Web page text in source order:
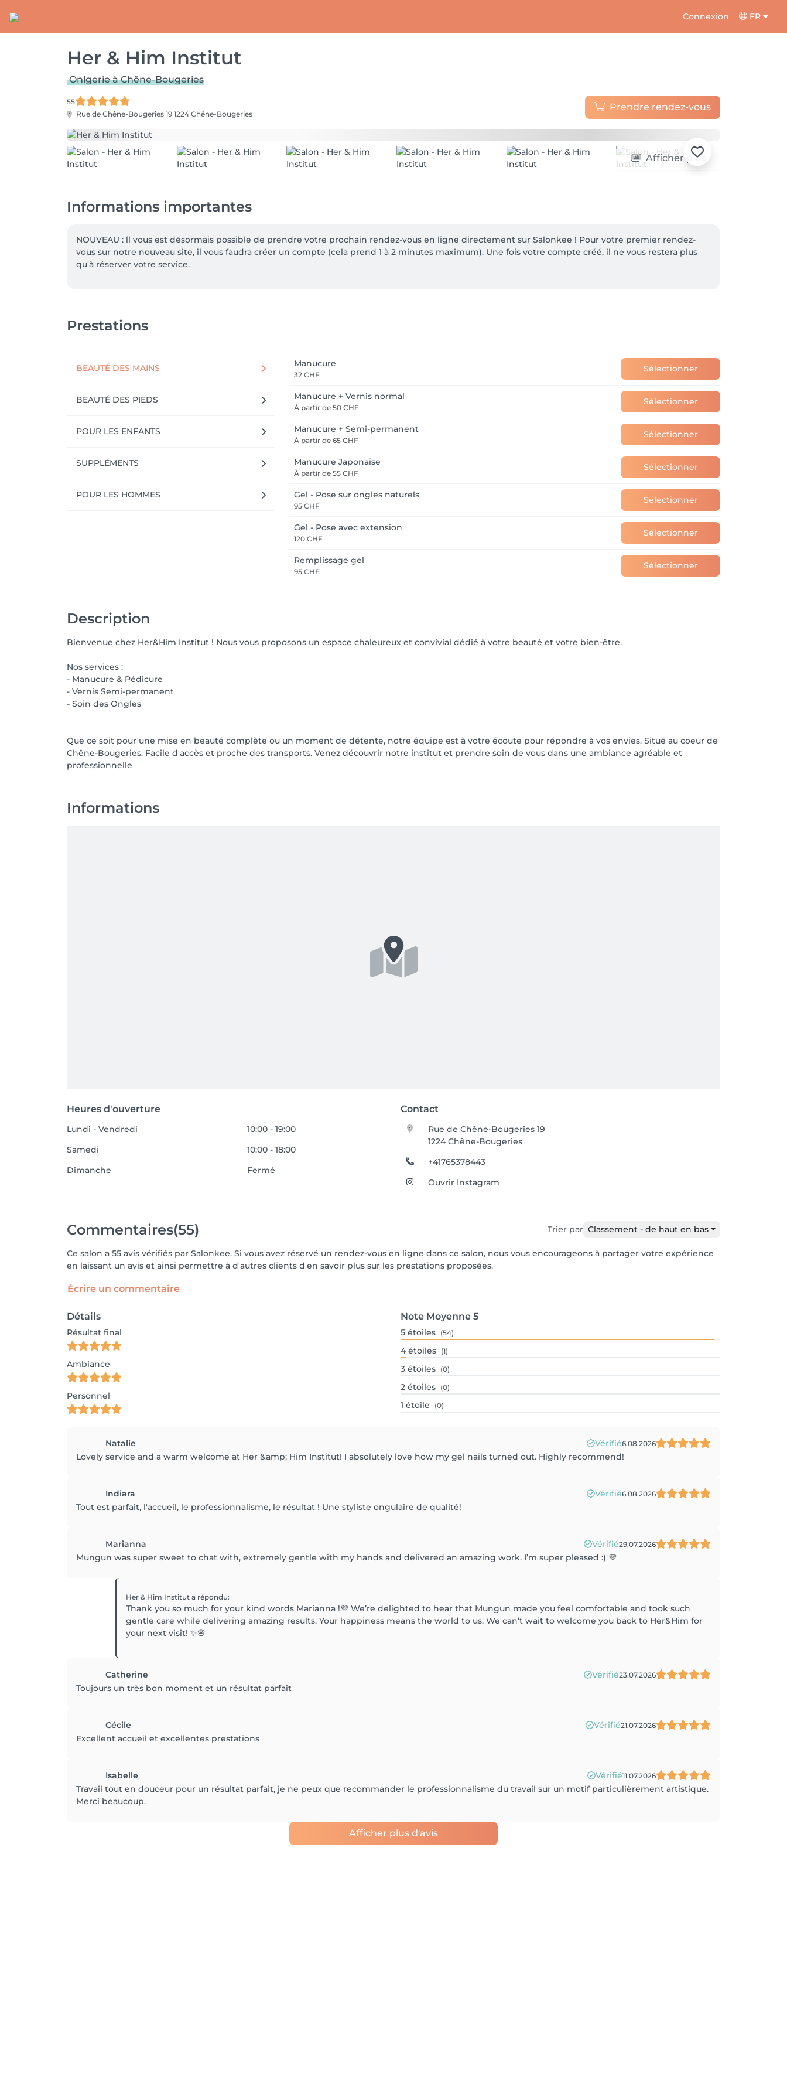
Connexion FR
Her & Him Institut
Onlgerie à Chêne-Bougeries
55
Rue de Chêne-Bougeries 19 1224 Chêne-Bougeries
Prendre rendez-vous
Afficher plus
Informations importantes
NOUVEAU : ll vous est désormais possible de prendre votre prochain rendez-vous en ligne directement sur Salonkee ! Pour votre premier rendez-
vous sur notre nouveau site, il vous faudra créer un compte (cela prend 1 à 2 minutes maximum). Une fois votre compte créé, il ne vous restera plus
qu'à réserver votre service.
Prestations
BEAUTÉ DES MAINS
BEAUTÉ DES PIEDS
POUR LES ENFANTS
SUPPLÉMENTS
POUR LES HOMMES
Manucure
32 CHF
Sélectionner
Manucure + Vernis normal
À partir de 50 CHF
Sélectionner
Manucure + Semi-permanent
À partir de 65 CHF
Sélectionner
Manucure Japonaise
À partir de 55 CHF
Sélectionner
Gel - Pose sur ongles naturels
95 CHF
Sélectionner
Gel - Pose avec extension
120 CHF
Sélectionner
Remplissage gel
95 CHF
Sélectionner
Description
Bienvenue chez Her&Him Institut ! Nous vous proposons un espace chaleureux et convivial dédié à votre beauté et votre bien-être.
Nos services :
- Manucure & Pédicure
- Vernis Semi-permanent
- Soin des Ongles
Que ce soit pour une mise en beauté complète ou un moment de détente, notre équipe est à votre écoute pour répondre à vos envies. Situé au coeur de
Chêne-Bougeries. Facile d'accès et proche des transports. Venez découvrir notre institut et prendre soin de vous dans une ambiance agréable et
professionnelle
Informations
Heures d'ouverture Contact
Lundi - Vendredi
10:00 - 19:00
Samedi
10:00 - 18:00
Dimanche
Fermé
Rue de Chêne-Bougeries 19
1224 Chêne-Bougeries
+41765378443
Ouvrir Instagram
Commentaires(55) Trier par Classement - de haut en bas
Ce salon a 55 avis vérifiés par Salonkee. Si vous avez réservé un rendez-vous en ligne dans ce salon, nous vous encourageons à partager votre expérience
en laissant un avis et ainsi permettre à d'autres clients d'en savoir plus sur les prestations proposées.
Écrire un commentaire
Détails
Résultat final
Ambiance
Personnel
Note Moyenne 5
5 étoiles (54)
4 étoiles (1)
3 étoiles (0)
2 étoiles (0)
1 étoile (0)
Natalie Vérifié6.08.2026
Lovely service and a warm welcome at Her &amp; Him Institut! I absolutely love how my gel nails turned out. Highly recommend!
Indiara Vérifié6.08.2026
Tout est parfait, l'accueil, le professionnalisme, le résultat ! Une styliste ongulaire de qualité!
Marianna Vérifié29.07.2026
Mungun was super sweet to chat with, extremely gentle with my hands and delivered an amazing work. I’m super pleased :) 💜
Her & Him Institut a répondu:
Thank you so much for your kind words Marianna !💜 We’re delighted to hear that Mungun made you feel comfortable and took such
gentle care while delivering amazing results. Your happiness means the world to us. We can’t wait to welcome you back to Her&Him for
your next visit! ✨🌸
Catherine Vérifié23.07.2026
Toujours un très bon moment et un résultat parfait
Cécile Vérifié21.07.2026
Excellent accueil et excellentes prestations
Isabelle Vérifié11.07.2026
Travail tout en douceur pour un résultat parfait, je ne peux que recommander le professionnalisme du travail sur un motif particulièrement artistique.
Merci beaucoup.
Afficher plus d'avis